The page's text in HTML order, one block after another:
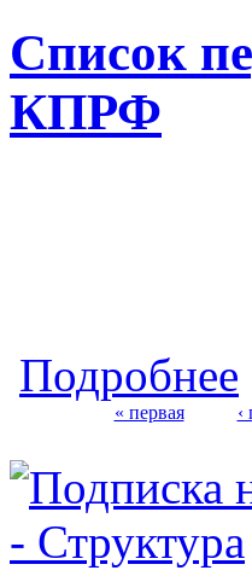
Список
КПРФ
Подробнее
« первая ‹